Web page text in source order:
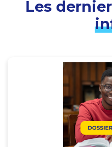
Les